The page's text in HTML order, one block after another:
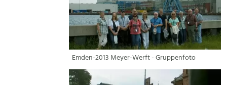
Emden-2013 Meyer-Werft - Gruppenfoto